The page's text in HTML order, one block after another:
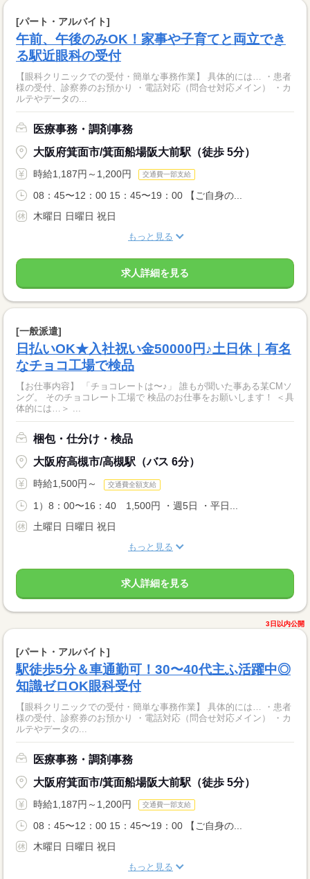
[パート・アルバイト]
午前、午後のみOK！家事や子育てと両立でき
る駅近眼科の受付
【眼科クリニックでの受付・簡単な事務作業】 具体的には… ・患者
様の受付、診察券のお預かり ・電話対応（問合せ対応メイン） ・カ
ルテやデータの...
医療事務・調剤事務
大阪府箕面市/箕面船場阪大前駅（徒歩 5分）
時給1,187円～1,200円 交通費一部支給
08：45〜12：00 15：45〜19：00 【ご自身の...
木曜日 日曜日 祝日
もっと見る
求人詳細を見る
[一般派遣]
日払いOK★入社祝い金50000円♪土日休｜有名
なチョコ工場で検品
【お仕事内容】 「チョコレートは〜♪」 誰もが聞いた事ある某CMソ
ング。 そのチョコレート工場で 検品のお仕事をお願いします！ ＜具
体的には…＞ ...
梱包・仕分け・検品
大阪府高槻市/高槻駅（バス 6分）
時給1,500円～ 交通費全額支給
1）8：00〜16：40 1,500円 ・週5日 ・平日...
土曜日 日曜日 祝日
もっと見る
求人詳細を見る
3日以内公開
[パート・アルバイト]
駅徒歩5分＆車通勤可！30〜40代主ふ活躍中◎
知識ゼロOK眼科受付
【眼科クリニックでの受付・簡単な事務作業】 具体的には… ・患者
様の受付、診察券のお預かり ・電話対応（問合せ対応メイン） ・カ
ルテやデータの...
医療事務・調剤事務
大阪府箕面市/箕面船場阪大前駅（徒歩 5分）
時給1,187円～1,200円 交通費一部支給
08：45〜12：00 15：45〜19：00 【ご自身の...
木曜日 日曜日 祝日
もっと見る